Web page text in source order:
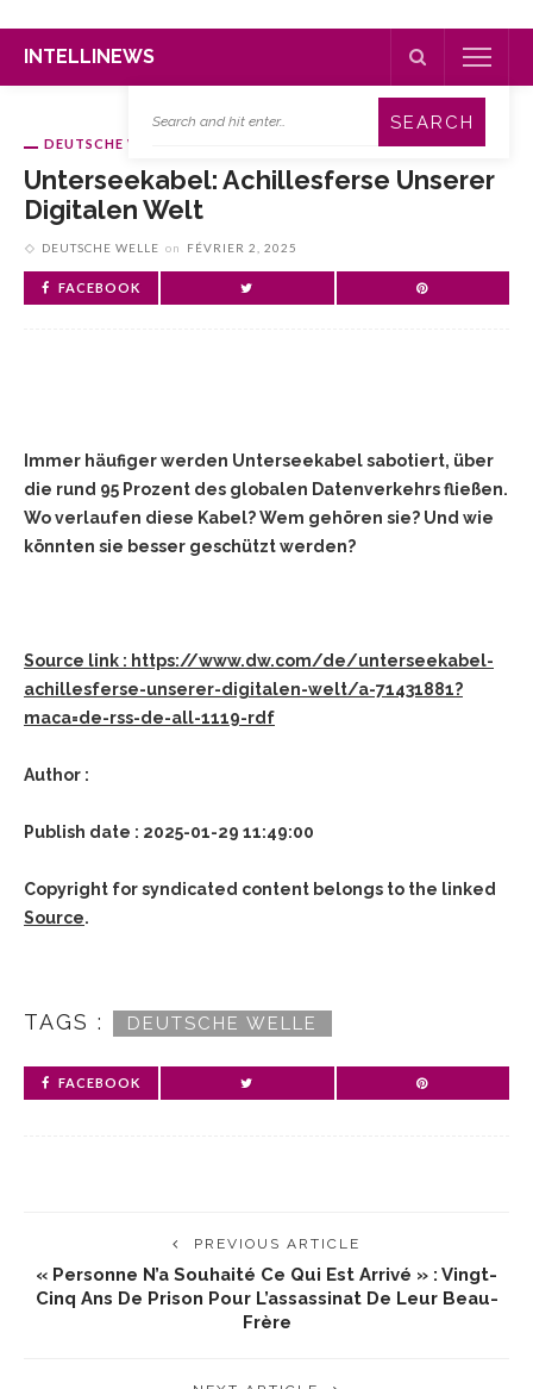
INTELLINEWS
DEUTSCHE WELLE
Unterseekabel: Achillesferse Unserer
Digitalen Welt
DEUTSCHE WELLE on FÉVRIER 2, 2025
FACEBOOK
Immer häufiger werden Unterseekabel sabotiert, über
die rund 95 Prozent des globalen Datenverkehrs fließen.
Wo verlaufen diese Kabel? Wem gehören sie? Und wie
könnten sie besser geschützt werden?
Source link : https://www.dw.com/de/unterseekabel-
achillesferse-unserer-digitalen-welt/a-71431881?
maca=de-rss-de-all-1119-rdf
Author :
Publish date : 2025-01-29 11:49:00
Copyright for syndicated content belongs to the linked
Source.
TAGS : DEUTSCHE WELLE
FACEBOOK
PREVIOUS ARTICLE
« Personne N’a Souhaité Ce Qui Est Arrivé » : Vingt-
Cinq Ans De Prison Pour L’assassinat De Leur Beau-
Frère